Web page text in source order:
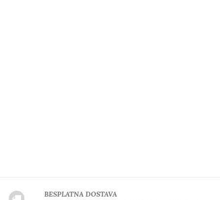
BESPLATNA DOSTAVA